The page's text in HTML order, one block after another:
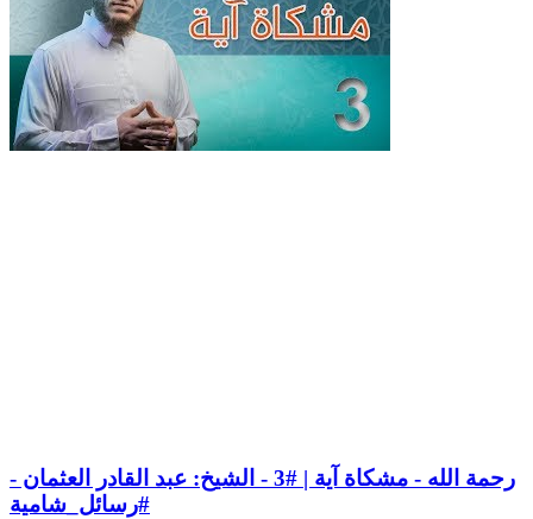
رحمة الله - مشكاة آية | #3 - الشيخ: عبد القادر العثمان -
#رسائل_شامية